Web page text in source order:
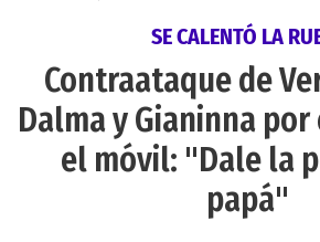
SE CALENTÓ LA
Contraataque de
Dalma y Gianinna
el móvil: "Dale la
papá"